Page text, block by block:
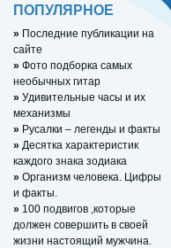
ПОПУЛЯРНОЕ
» Последние публикации на
сайте
» Фото подборка самых
необычных гитар
» Удивительные часы и их
механизмы
» Русалки – легенды и факты
» Десятка характеристик
каждого знака зодиака
» Организм человека. Цифры
и факты.
» 100 подвигов ,которые
должен совершить в своей
жизни настоящий мужчина.